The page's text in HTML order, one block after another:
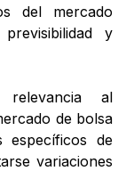
del mercado
y
al
de bolsa
específicos de
variaciones